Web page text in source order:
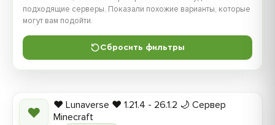
подходящие серверы. Показали похожие варианты, которые
могут вам подойти.
Сбросить фильтры
❤
❤️ Lunaverse ❤️ 1.21.4 - 26.1.2 🌙 Сервер
Minecraft